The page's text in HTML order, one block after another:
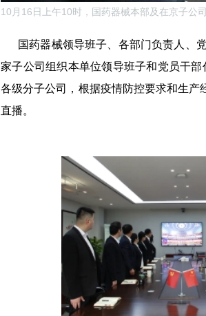
10月16日上午10时，国药器械本部及在京子公
国药器械领导班子、各部门负责人、党
家子公司组织本单位领导班子和党员干
各级分子公司，根据疫情防控要求和生
直播。